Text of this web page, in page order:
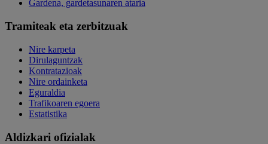
Gardena, gardetasunaren ataria
Tramiteak eta zerbitzuak
Nire karpeta
Dirulaguntzak
Kontratazioak
Nire ordainketa
Eguraldia
Trafikoaren egoera
Estatistika
Aldizkari ofizialak